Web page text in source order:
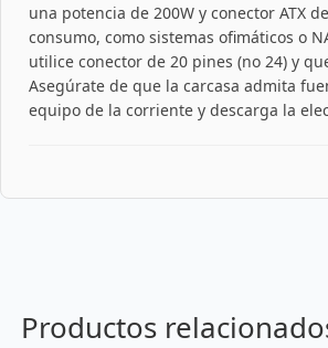
una potencia de 200W y conector ATX
consumo, como sistemas ofimáticos o
utilice conector de 20 pines (no 24) y
Asegúrate de que la carcasa admita
equipo de la corriente y descarga la
Productos